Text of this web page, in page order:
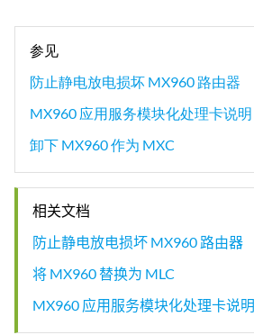
参见
防止静电放电损坏 MX960 路由器
MX960 应用服务模块化处理卡说明
卸下 MX960 作为 MXC
相关文档
防止静电放电损坏 MX960 路由器
将 MX960 替换为 MLC
MX960 应用服务模块化处理卡说明